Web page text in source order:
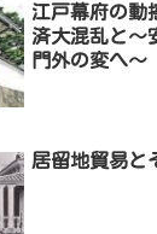
江戸幕府の動
済大混乱と～
門外の変へ～
居留地貿易と